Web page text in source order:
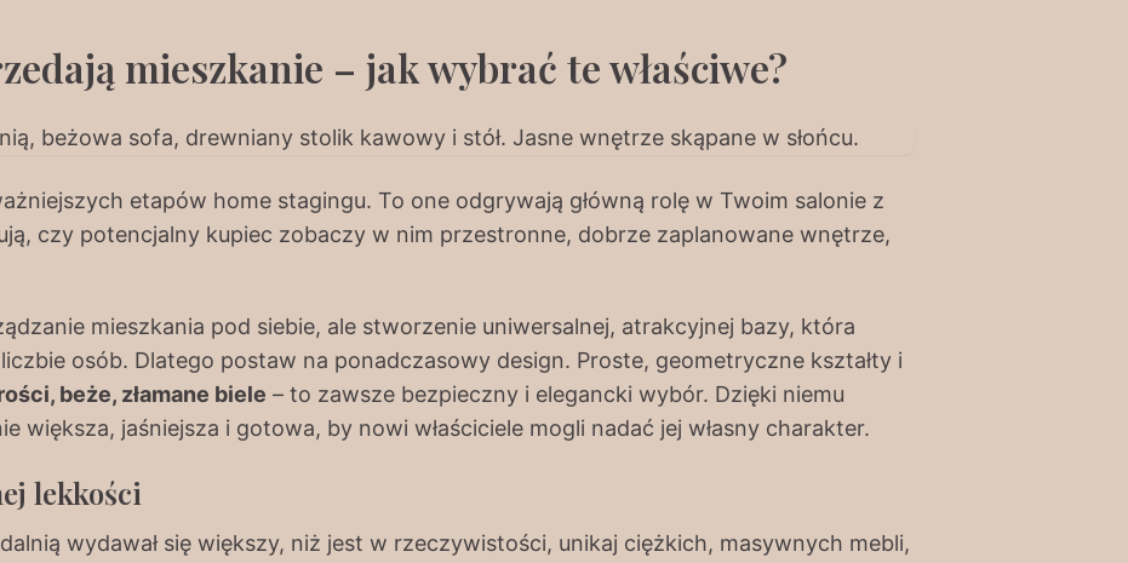
mieszkanie – jak wybrać te właściwe?
etapów home stagingu. To one odgrywają główną rolę w Twoim salonie z
czy potencjalny kupiec zobaczy w nim przestronne, dobrze zaplanowane wnętrze,
mieszkania pod siebie, ale stworzenie uniwersalnej, atrakcyjnej bazy, która
osób. Dlatego postaw na ponadczasowy design. Proste, geometryczne kształty i
beże, złamane biele – to zawsze bezpieczny i elegancki wybór. Dzięki niemu
większa, jaśniejsza i gotowa, by nowi właściciele mogli nadać jej własny charakter.
lekkości
wydawał się większy, niż jest w rzeczywistości, unikaj ciężkich, masywnych mebli,